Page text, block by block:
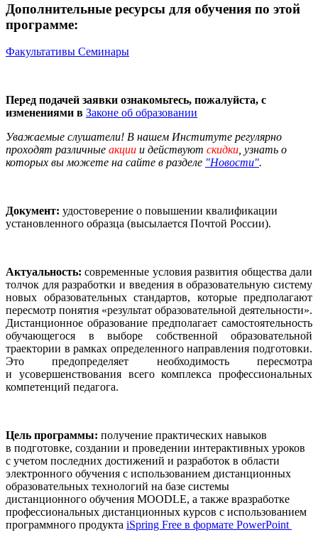
Дополнительные ресурсы для обучения по этой
программе:
Факультативы Семинары
Перед подачей заявки ознакомьтесь, пожалуйста, с
изменениями в Законе об образовании
Уважаемые слушатели! В нашем Институте регулярно
проходят различные акции и действуют скидки , узнать о
которых вы можете на сайте в разделе "Новости".
Документ: удостоверение о повышении квалификации
установленного образца (высылается Почтой России).
Актуальность:современные условия развития общества дали
толчок для разработки и введения в образовательную систему
новых образовательных стандартов, которые предполагают
пересмотр понятия «результат образовательной деятельности».
Дистанционное образование предполагает самостоятельность
обучающегося в выборе собственной образовательной
траектории в рамках определенного направления подготовки.
Это предопределяет необходимость пересмотра
и усовершенствования всего комплекса профессиональных
компетенций педагога.
Цель программы: получение практических навыков
в подготовке, создании и проведении интерактивных уроков
с учетом последних достижений и разработок в области
электронного обучения с использованием дистанционных
образовательных технологий на базе системы
дистанционного обучения MOODLE, а также вразработке
профессиональных дистанционных курсов с использованием
программного продукта iSpring Free в формате PowerPoint